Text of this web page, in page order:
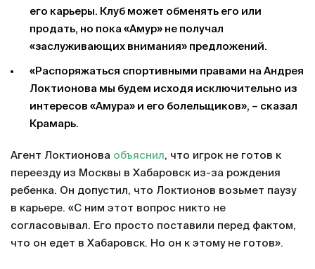
его карьеры. Клуб может обменять его или
продать, но пока «Амур» не получал
«заслуживающих внимания» предложений.
«Распоряжаться спортивными правами на Андрея
Локтионова мы будем исходя исключительно из
интересов «Амура» и его болельщиков», – сказал
Крамарь.
Агент Локтионова объяснил, что игрок не готов к
переезду из Москвы в Хабаровск из-за рождения
ребенка. Он допустил, что Локтионов возьмет паузу
в карьере. «С ним этот вопрос никто не
согласовывал. Его просто поставили перед фактом,
что он едет в Хабаровск. Но он к этому не готов».